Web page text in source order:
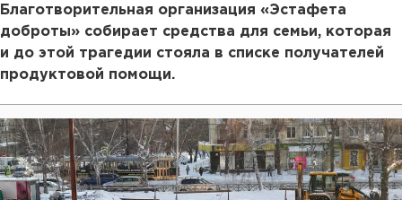
Благотворительная организация «Эстафета
доброты» собирает средства для семьи, которая
и до этой трагедии стояла в списке получателей
продуктовой помощи.